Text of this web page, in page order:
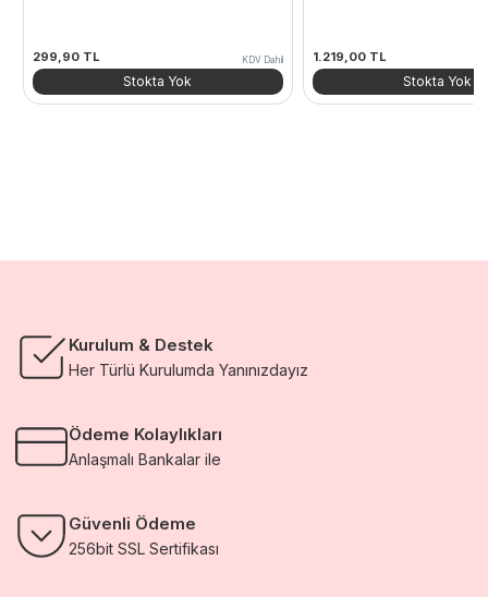
299,90 TL KDV Dahil
Stokta Yok
1.219,00 TL
Stokta Yok
Kurulum & Destek
Her Türlü Kurulumda Yanınızdayız
Ödeme Kolaylıkları
Anlaşmalı Bankalar ile
Güvenli Ödeme
256bit SSL Sertifikası